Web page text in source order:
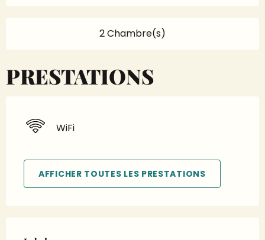
2 Chambre(s)
PRESTATIONS
WiFi
AFFICHER TOUTES LES PRESTATIONS